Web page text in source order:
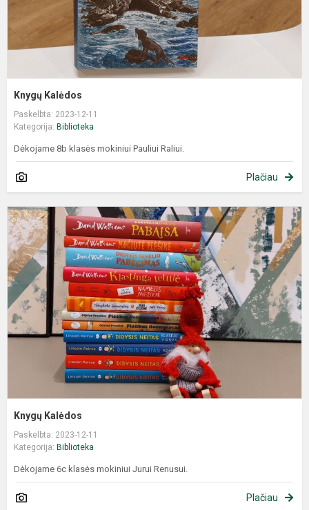
Knygų Kalėdos
Paskelbta: 2023-12-11
Kategorija: Biblioteka
Dėkojame 8b klasės mokiniui Pauliui Raliui.
Plačiau
Knygų Kalėdos
Paskelbta: 2023-12-11
Kategorija: Biblioteka
Dėkojame 6c klasės mokiniui Jurui Renusui.
Plačiau